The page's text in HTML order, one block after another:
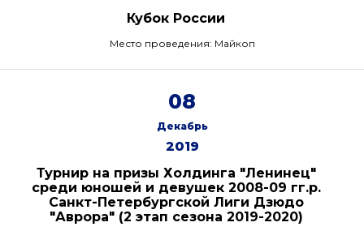
Кубок России
Место проведения: Майкоп
08
Декабрь
2019
Турнир на призы Холдинга "Ленинец"
среди юношей и девушек 2008-09 гг.р.
Санкт-Петербургской Лиги Дзюдо
"Аврора" (2 этап сезона 2019-2020)